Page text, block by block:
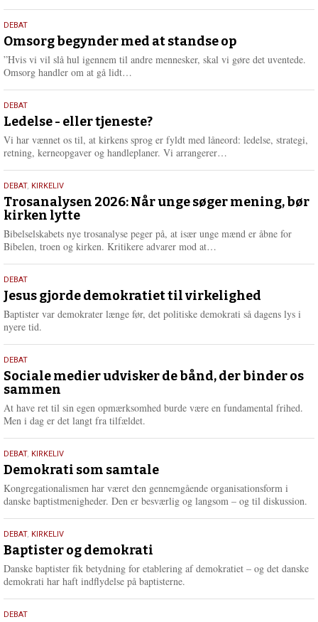
e
r
e
9.
juli
2026
DEBAT
Omsorg begynder med at standse op
”Hvis vi vil slå hul igennem til andre mennesker, skal vi gøre det uventede.
Omsorg handler om at gå lidt…
e
r
e
10.
juni
2026
DEBAT
Ledelse - eller tjeneste?
Vi har vænnet os til, at kirkens sprog er fyldt med låneord: ledelse, strategi,
retning, kerneopgaver og handleplaner. Vi arrangerer…
e
2.
juni
2026
DEBAT, KIRKELIV
Trosanalysen 2026: Når unge søger mening, bør
kirken lytte
Bibelselskabets nye trosanalyse peger på, at især unge mænd er åbne for
Bibelen, troen og kirken. Kritikere advarer mod at…
e
r
18.
maj
2026
DEBAT
Jesus gjorde demokratiet til virkelighed
Baptister var demokrater længe før, det politiske demokrati så dagens lys i
nyere tid.
18.
maj
2026
DEBAT
Sociale medier udvisker de bånd, der binder os
sammen
At have ret til sin egen opmærksomhed burde være en fundamental frihed.
Men i dag er det langt fra tilfældet.
18.
maj
2026
DEBAT, KIRKELIV
Demokrati som samtale
Kongregationalismen har været den gennemgående organisationsform i
danske baptistmenigheder. Den er besværlig og langsom – og til diskussion.
18.
maj
2026
DEBAT, KIRKELIV
Baptister og demokrati
Danske baptister fik betydning for etablering af demokratiet – og det danske
demokrati har haft indflydelse på baptisterne.
18.
DEBAT